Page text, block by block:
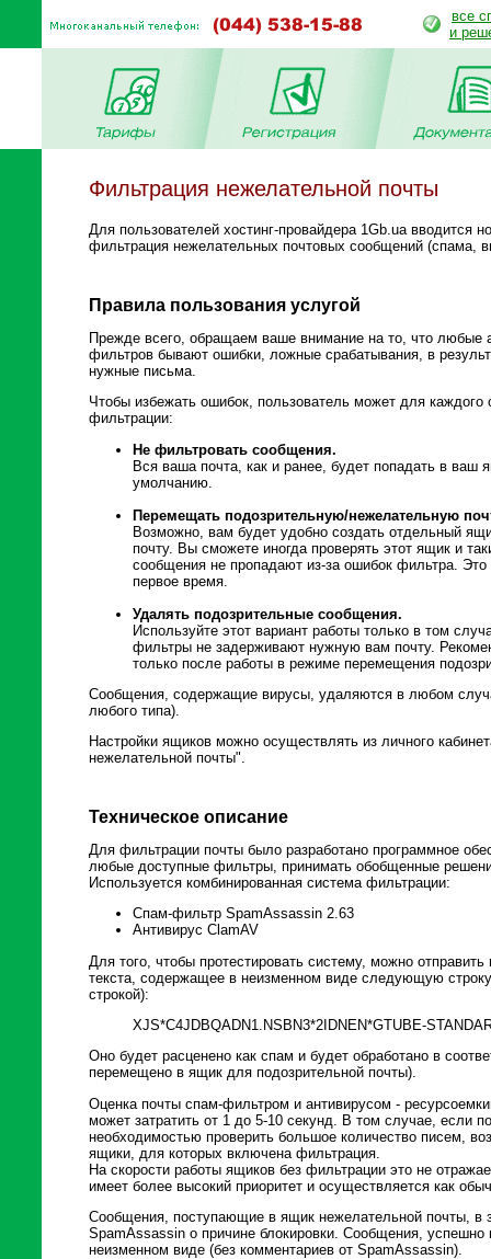
все
и
Фильтрация нежелательной почты
Для пользователей хостинг-провайдера 1Gb.ua вводится
фильтрация нежелательных почтовых сообщений (спама,
Правила пользования услугой
Прежде всего, обращаем ваше внимание на то, что любые
фильтров бывают ошибки, ложные срабатывания, в
нужные письма.
Чтобы избежать ошибок, пользователь может для
фильтрации:
Не фильтровать сообщения.
Вся ваша почта, как и ранее, будет попадать в ваш
умолчанию.
Перемещать подозрительную/нежелательную
Возможно, вам будет удобно создать отдельный
почту. Вы сможете иногда проверять этот ящик и
сообщения не пропадают из-за ошибок фильтра.
первое время.
Удалять подозрительные сообщения.
Используйте этот вариант работы только в том
фильтры не задерживают нужную вам почту.
только после работы в режиме перемещения
Сообщения, содержащие вирусы, удаляются в любом
любого типа).
Настройки ящиков можно осуществлять из личного
нежелательной почты".
Техническое описание
Для фильтрации почты было разработано программное
любые доступные фильтры, принимать обобщенные
Используется комбинированная система фильтрации:
Спам-фильтр SpamAssassin 2.63
Антивирус ClamAV
Для того, чтобы протестировать систему, можно
текста, содержащее в неизменном виде следующую
строкой):
XJS*C4JDBQADN1.NSBN3*2IDNEN*GTUBE-
Оно будет расценено как спам и будет обработано в
перемещено в ящик для подозрительной почты).
Оценка почты спам-фильтром и антивирусом -
может затратить от 1 до 5-10 секунд. В том случае, если
необходимостью проверить большое количество писем,
ящики, для которых включена фильтрация.
На скорости работы ящиков без фильтрации это не
имеет более высокий приоритет и осуществляется как
Сообщения, поступающие в ящик нежелательной почты, в
SpamAssassin о причине блокировки. Сообщения,
неизменном виде (без комментариев от SpamAssassin).